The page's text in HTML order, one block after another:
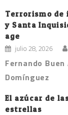
Terrorismo de
y Santa
age
julio 28, 2026
Fernando Buen
Domínguez
El azúcar de
estrellas